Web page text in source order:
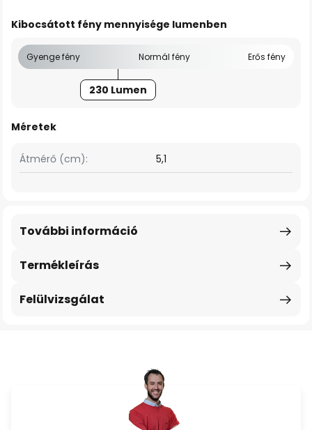
Kibocsátott fény mennyisége lumenben
Gyenge fény Normál fény Erős fény
230 Lumen
Méretek
Átmérő (cm): 5,1
Termékleírás
További információ
Felülvizsgálat